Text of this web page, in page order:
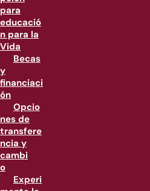
para
educació
n para la
Vida
Becas
y
financiaci
ón
Opcio
nes de
transfere
ncia y
cambi
o
Experi